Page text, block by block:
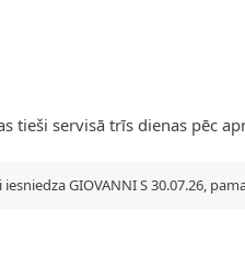
servisā trīs dienas pēc
GIOVANNI S 30.07.26,